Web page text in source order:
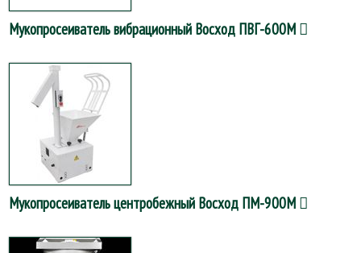
Мукопросеиватель вибрационный Восход ПВГ-600М
Мукопросеиватель центробежный Восход ПМ-900М